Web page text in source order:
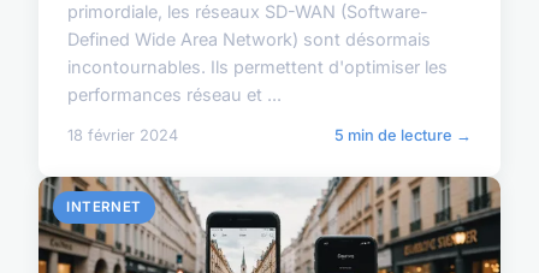
primordiale, les réseaux SD-WAN (Software-
Defined Wide Area Network) sont désormais
incontournables. Ils permettent d'optimiser les
performances réseau et ...
18 février 2024 5 min de lecture →
INTERNET